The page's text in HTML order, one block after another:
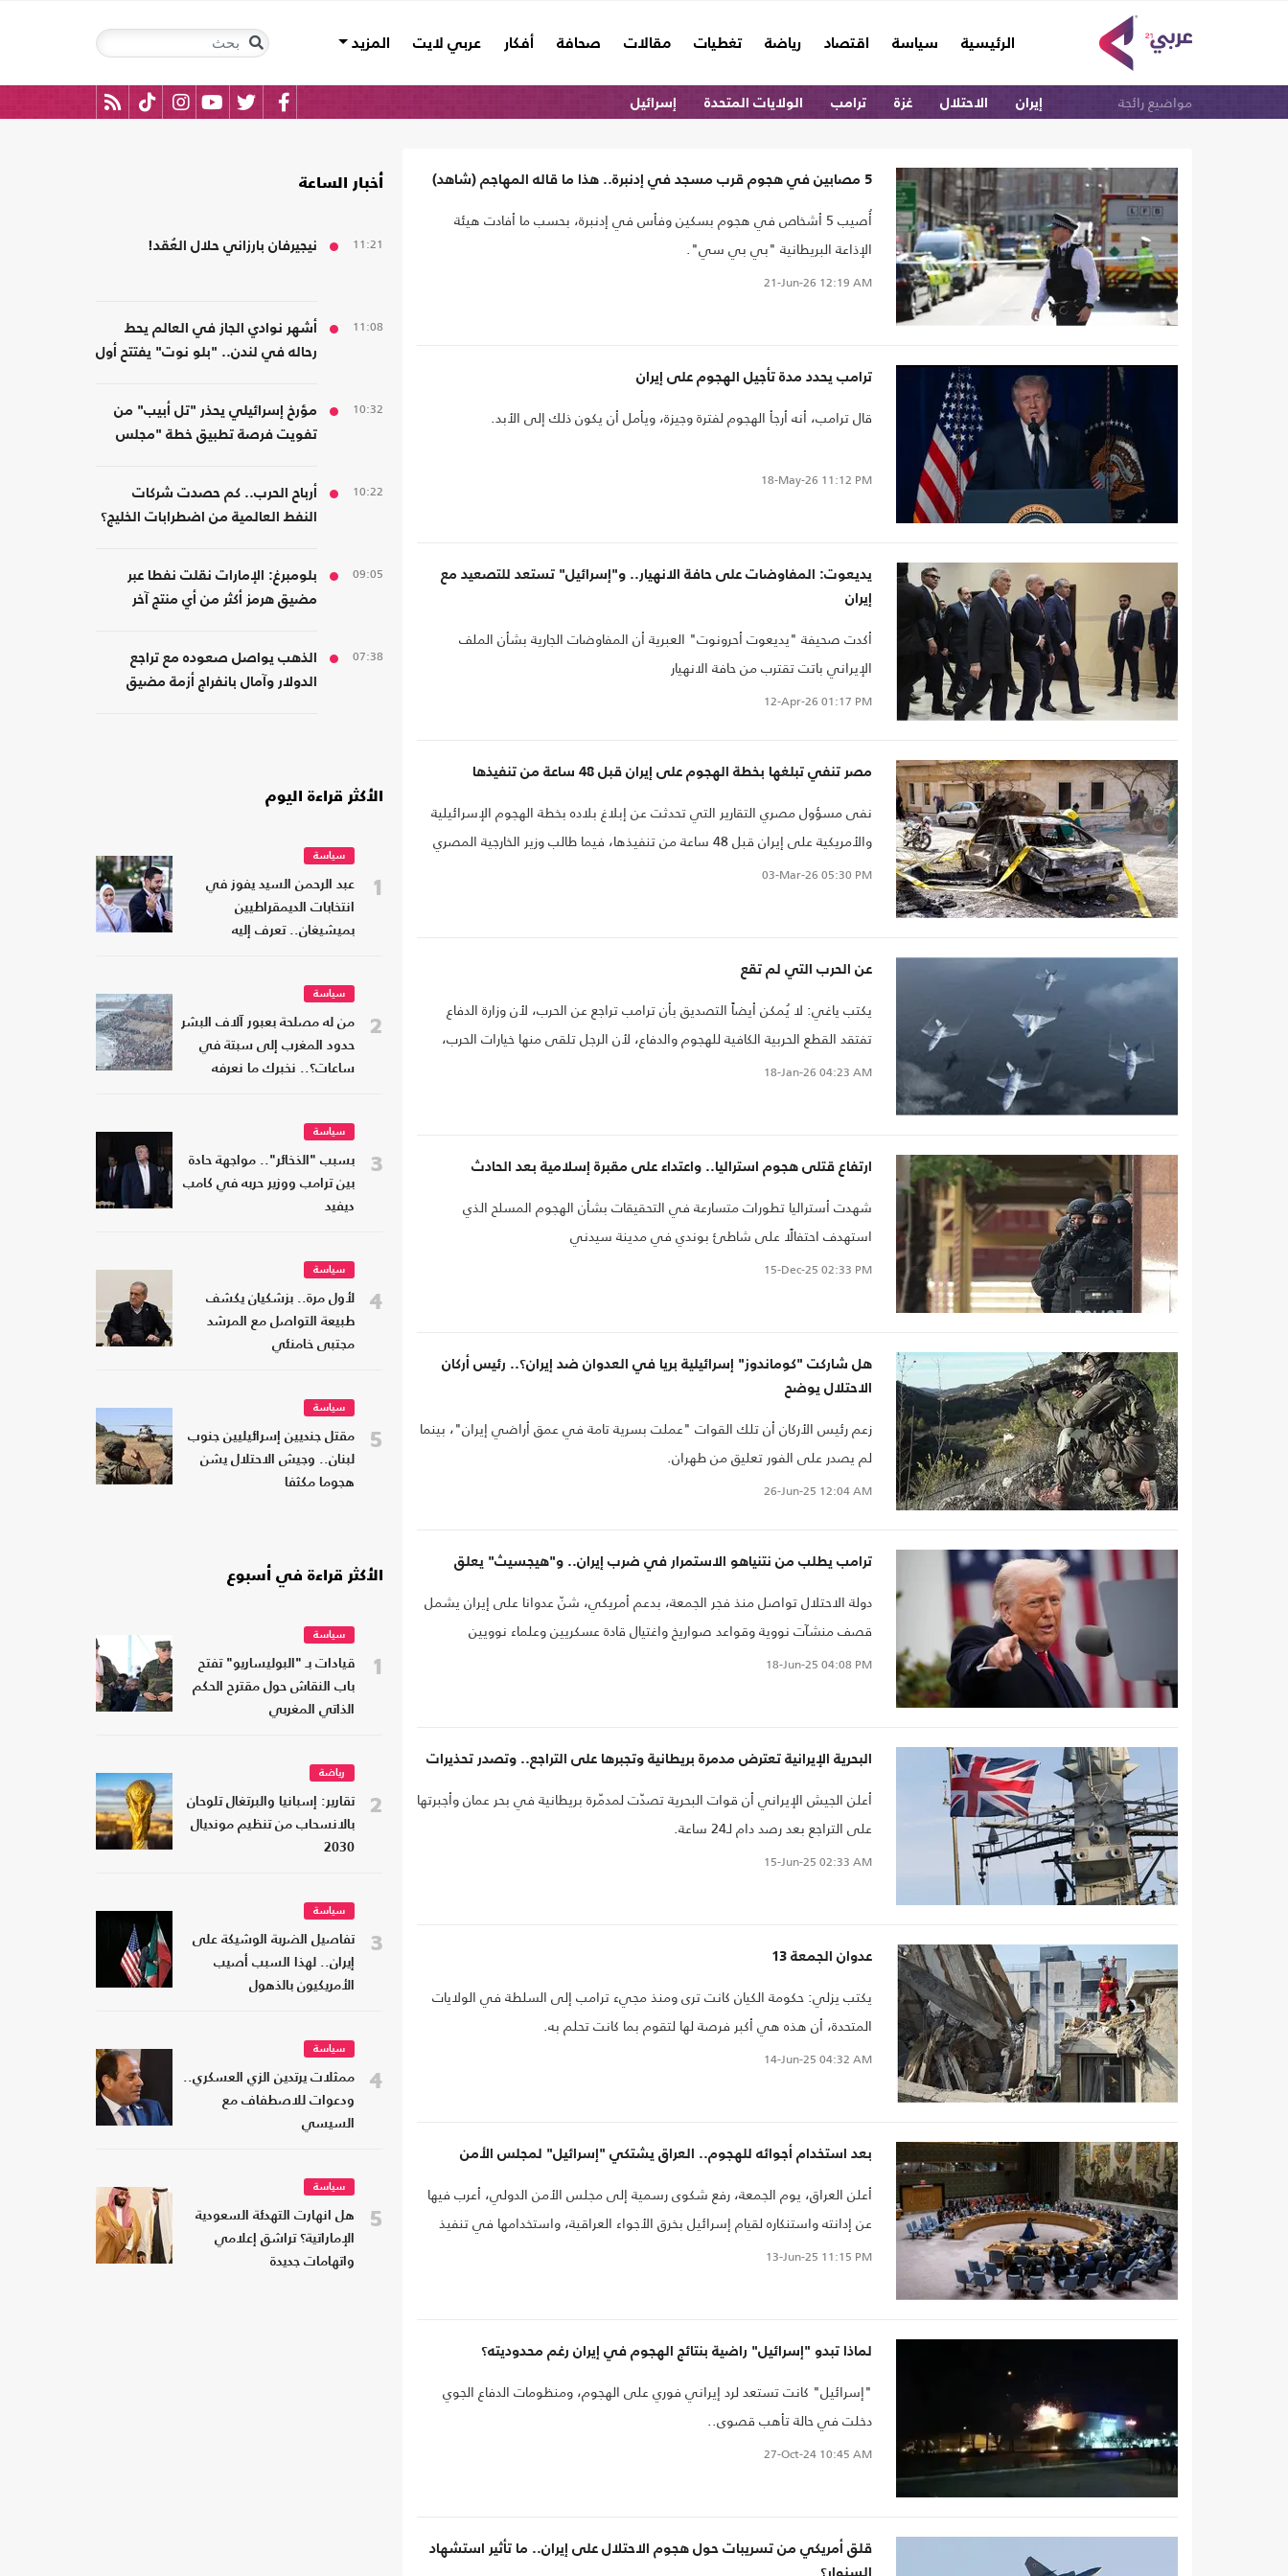
الرئيسية
(current) سياسة اقتصاد رياضة تغطيات مقالات صحافة أفكار عربي لايت المزيد
مواضيع رائجة إيران الاحتلال غزة ترامب الولايات المتحدة إسرائيل
5 مصابين في هجوم قرب مسجد في إدنبرة.. هذا ما قاله المهاجم (شاهد)
أُصيب 5 أشخاص في هجوم بسكين وفأس في إدنبرة، بحسب ما أفادت هيئة
الإذاعة البريطانية "بي بي سي".
21-Jun-26 12:19 AM
ترامب يحدد مدة تأجيل الهجوم على إيران
قال ترامب، أنه أرجأ الهجوم لفترة وجيزة، ويأمل أن يكون ذلك إلى الأبد.
18-May-26 11:12 PM
يديعوت: المفاوضات على حافة الانهيار.. و"إسرائيل" تستعد للتصعيد مع
إيران
أكدت صحيفة "يديعوت أحرونوت" العبرية أن المفاوضات الجارية بشأن الملف
الإيراني باتت تقترب من حافة الانهيار
12-Apr-26 01:17 PM
مصر تنفي تبلغها بخطة الهجوم على إيران قبل 48 ساعة من تنفيذها
نفى مسؤول مصري التقارير التي تحدثت عن إبلاغ بلاده بخطة الهجوم الإسرائيلية
والأمريكية على إيران قبل 48 ساعة من تنفيذها، فيما طالب وزير الخارجية المصري
بدر عبد العاطي..
03-Mar-26 05:30 PM
عن الحرب التي لم تقع
يكتب ياغي: لا يُمكن أيضاً التصديق بأن ترامب تراجع عن الحرب، لأن وزارة الدفاع
تفتقد القطع الحربية الكافية للهجوم والدفاع، لأن الرجل تلقى منها خيارات الحرب،
بحسب تصريحات البيت الأبيض نفسه.
18-Jan-26 04:23 AM
ارتفاع قتلى هجوم استراليا.. واعتداء على مقبرة إسلامية بعد الحادث
شهدت أستراليا تطورات متسارعة في التحقيقات بشأن الهجوم المسلح الذي
استهدف احتفالًا على شاطئ بوندي في مدينة سيدني
15-Dec-25 02:33 PM
هل شاركت "كوماندوز" إسرائيلية بريا في العدوان ضد إيران؟.. رئيس أركان
الاحتلال يوضح
زعم رئيس الأركان أن تلك القوات "عملت بسرية تامة في عمق أراضي إيران"، بينما
لم يصدر على الفور تعليق من طهران.
26-Jun-25 12:04 AM
ترامب يطلب من نتنياهو الاستمرار في ضرب إيران.. و"هيجسيث" يعلق
دولة الاحتلال تواصل منذ فجر الجمعة، بدعم أمريكي، شنّ عدوانا على إيران يشمل
قصف منشآت نووية وقواعد صواريخ واغتيال قادة عسكريين وعلماء نوويين
18-Jun-25 04:08 PM
البحرية الإيرانية تعترض مدمرة بريطانية وتجبرها على التراجع.. وتصدر تحذيرات
أعلن الجيش الإيراني أن قوات البحرية تصدّت لمدمّرة بريطانية في بحر عمان وأجبرتها
على التراجع بعد رصد دام لـ24 ساعة.
15-Jun-25 02:33 AM
عدوان الجمعة 13
يكتب يزلي: حكومة الكيان كانت ترى ومنذ مجيء ترامب إلى السلطة في الولايات
المتحدة، أن هذه هي أكبر فرصة لها لتقوم بما كانت تحلم به.
14-Jun-25 04:32 AM
بعد استخدام أجوائه للهجوم.. العراق يشتكي "إسرائيل" لمجلس الأمن
أعلن العراق، يوم الجمعة، رفع شكوى رسمية إلى مجلس الأمن الدولي، أعرب فيها
عن إدانته واستنكاره لقيام إسرائيل بخرق الأجواء العراقية، واستخدامها في تنفيذ
اعتداءات عسكرية في المنطقة.
13-Jun-25 11:15 PM
لماذا تبدو "إسرائيل" راضية بنتائج الهجوم في إيران رغم محدوديته؟
"إسرائيل" كانت تستعد لرد إيراني فوري على الهجوم، ومنظومات الدفاع الجوي
دخلت في حالة تأهب قصوى..
27-Oct-24 10:45 AM
قلق أمريكي من تسريبات حول هجوم الاحتلال على إيران.. ما تأثير استشهاد
السنوار؟
أخبار الساعة
11:21 نيجيرفان بارزاني حلال العُقد!
11:08
أشهر نوادي الجاز في العالم يحط
رحاله في لندن.. "بلو نوت" يفتتح أول
10:32
مؤرخ إسرائيلي يحذر "تل أبيب" من
تفويت فرصة تطبيق خطة "مجلس
10:22
أرباح الحرب.. كم حصدت شركات
النفط العالمية من اضطرابات الخليج؟
09:05
بلومبرغ: الإمارات نقلت نفطا عبر
مضيق هرمز أكثر من أي منتج آخر
07:38
الذهب يواصل صعوده مع تراجع
الدولار وآمال بانفراج أزمة مضيق
الأكثر قراءة اليوم
1
سياسة
عبد الرحمن السيد يفوز في
انتخابات الديمقراطيين
بميشيغان.. تعرف إليه
2
سياسة
من له مصلحة بعبور آلاف البشر
حدود المغرب إلى سبتة في
ساعات؟.. نخبرك ما نعرفه
3
سياسة
بسبب "الذخائر".. مواجهة حادة
بين ترامب ووزير حربه في كامب
ديفيد
4
سياسة
لأول مرة.. بزشكيان يكشف
طبيعة التواصل مع المرشد
مجتبى خامنئي
5
سياسة
مقتل جنديين إسرائيليين جنوب
لبنان.. وجيش الاحتلال يشن
هجوما مكثفا
الأكثر قراءة في أسبوع
1
سياسة
قيادات بـ "البوليساريو" تفتح
باب النقاش حول مقترح الحكم
الذاتي المغربي
2
رياضة
تقارير: إسبانيا والبرتغال تلوحان
بالانسحاب من تنظيم مونديال
2030
3
سياسة
تفاصيل الضربة الوشيكة على
إيران.. لهذا السبب أصيب
الأمريكيون بالذهول
4
سياسة
ممثلات يرتدين الزي العسكري..
ودعوات للاصطفاف مع
السيسي
5
سياسة
هل انهارت التهدئة السعودية
الإماراتية؟ تراشق إعلامي
واتهامات جديدة